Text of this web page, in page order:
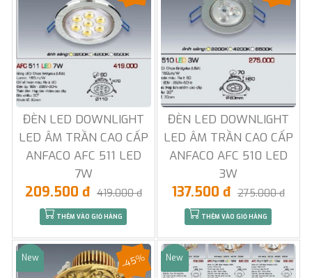
ĐÈN LED DOWNLIGHT
LED ÂM TRẦN CAO CẤP
ANFACO AFC 511 LED
7W
209.500 đ 419.000 đ
THÊM VÀO GIỎ HÀNG
ĐÈN LED DOWNLIGHT
LED ÂM TRẦN CAO CẤP
ANFACO AFC 510 LED
3W
137.500 đ 275.000 đ
THÊM VÀO GIỎ HÀNG
Sale
New -45% Sale
New